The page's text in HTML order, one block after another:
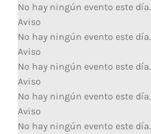
No hay ningún evento este día.
Aviso
No hay ningún evento este día.
Aviso
No hay ningún evento este día.
Aviso
No hay ningún evento este día.
Aviso
No hay ningún evento este día.